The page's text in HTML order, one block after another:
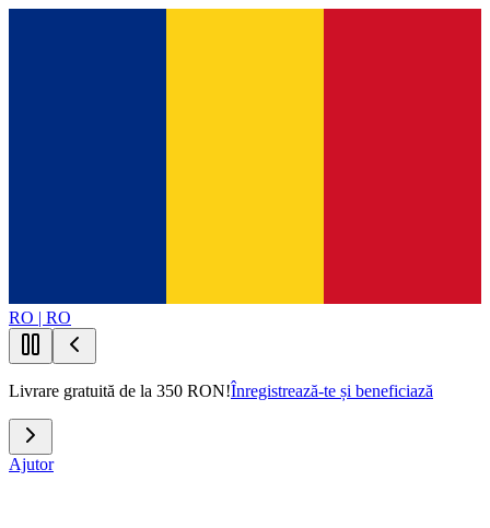
RO | RO
Livrare gratuită de la 350 RON!Înregistrează-te și beneficiază
Ajutor